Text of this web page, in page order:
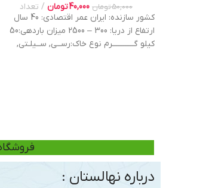
50,000تومان 40,000تومان
تعداد
کشور سازنده: ایران عمر اقتصادی: 40 سال
ارتفاع از دریا: 300 – 2500 میزان باردهی:50
کیلو گــــــــــــرم نوع خاک:رســی, ســیلـتی,
درباره نهالستان :